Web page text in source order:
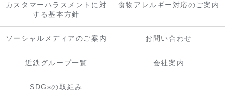
カスタマーハラスメントに対
する基本方針
食物アレルギー対応のご案内
ソーシャルメディアのご案内 お問い合わせ
近鉄グループ一覧 会社案内
SDGsの取組み